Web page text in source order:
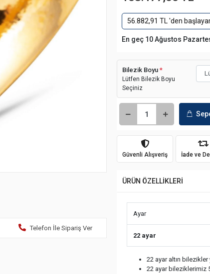
Telefon İle Sipariş Ver
56.882,91 TL 'den
En geç 10 Ağustos
Bilezik Boyu *
Lütfen Bilezik Boyu
Seçiniz
Güvenli Alışveriş İade ve
ÜRÜN ÖZELLİKLERİ
Ayar
22 ayar
22 ayar altın bilezikler
22 ayar bileziklerimiz